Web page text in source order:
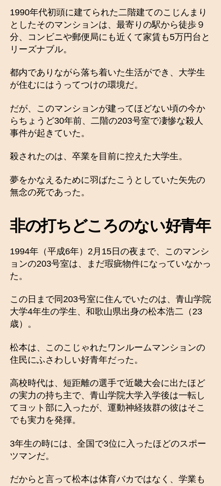
1990年代初頭に建てられた二階建てのこじんまり
としたそのマンションは、最寄りの駅から徒歩９
分、コンビニや郵便局にも近くて家賃も5万円台と
リーズナブル。
都内でありながら落ち着いた生活ができ、大学生
が住むにはうってつけの環境だ。
だが、このマンションが建ってほどない頃の今か
らちょうど30年前、二階の203号室で凄惨な殺人
事件が起きていた。
殺されたのは、卒業を目前に控えた大学生。
夢をかなえるために羽ばたこうとしていた矢先の
無念の死であった。
非の打ちどころのない好青年
1994年（平成6年）2月15日の夜まで、このマンシ
ョンの203号室は、まだ瑕疵物件になっていなかっ
た。
この日まで同203号室に住んでいたのは、青山学院
大学4年生の学生、和歌山県出身の松本浩二（23
歳）。
松本は、このこじゃれたワンルームマンションの
住民にふさわしい好青年だった。
高校時代は、短距離の選手で近畿大会に出たほど
の実力の持ち主で、青山学院大学入学後は一転し
てヨット部に入ったが、運動神経抜群の彼はそこ
でも実力を発揮。
3年生の時には、全国で3位に入ったほどのスポー
ツマンだ。
だからと言って松本は体育バカではなく、学業も